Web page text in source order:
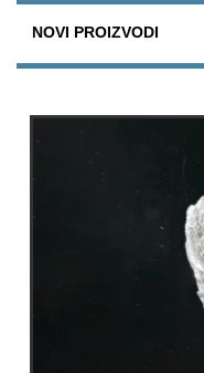
NOVI PROIZVODI